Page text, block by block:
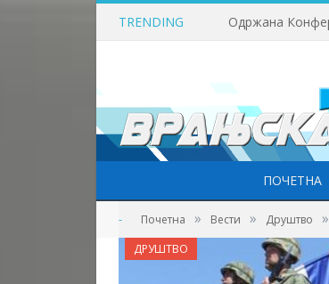
TRENDING
ПОЧЕТНА
- Почетна » Вести » Друштво »
ДРУШТВО